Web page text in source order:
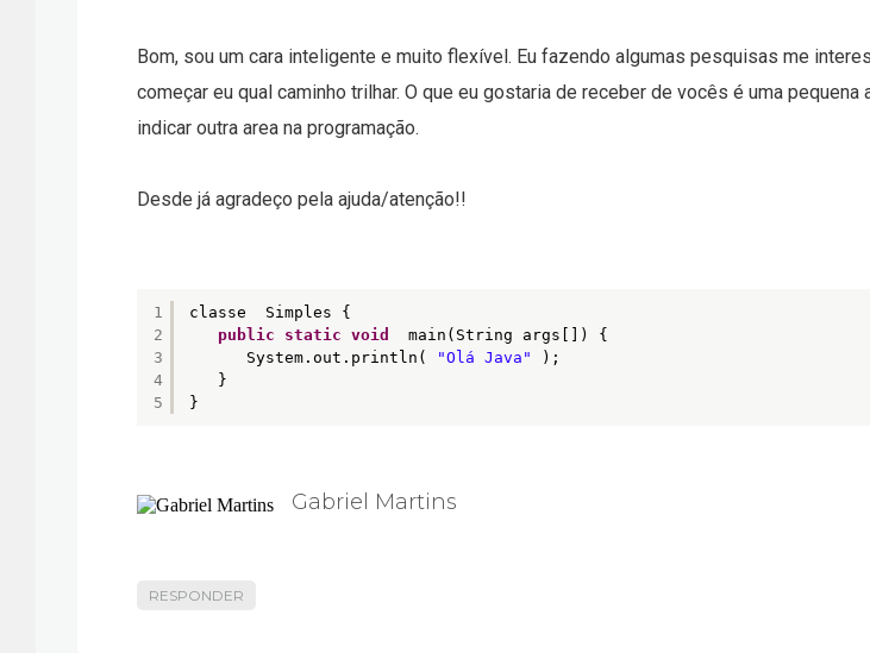
Bom, sou um cara inteligente e muito flexível. Eu fazendo algumas pesquisas me
começar eu qual caminho trilhar. O que eu gostaria de receber de vocês é uma
indicar outra area na programação.
Desde já agradeço pela ajuda/atenção!!
1
2
3
4
5
classe  Simples {
public
static void
main(String args[]) {
System.out.println(
"Olá Java"
);
}
}
Gabriel Martins
RESPONDER